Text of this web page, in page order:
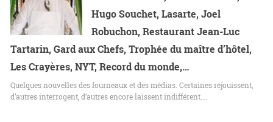
Hugo Souchet, Lasarte, Joel
Robuchon, Restaurant Jean-Luc
Tartarin, Gard aux Chefs, Trophée du maître d’hôtel,
Les Crayères, NYT, Record du monde,…
Quelques nouvelles des fourneaux et des médias. Certaines réjouissent,
d’autres interrogent, d’autres encore laissent indifférent.…